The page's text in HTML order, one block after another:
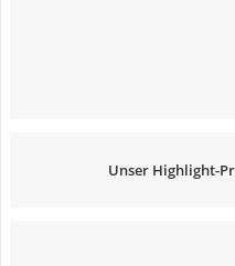
Unser Highlight-